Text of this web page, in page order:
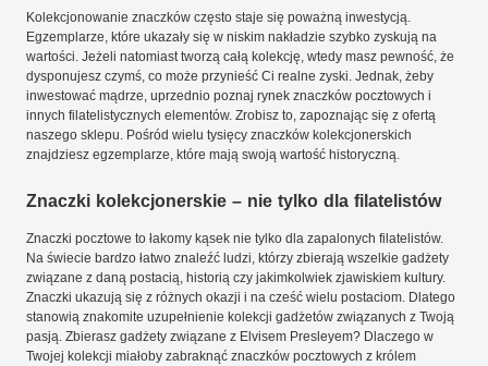
Kolekcjonowanie znaczków często staje się poważną inwestycją.
Egzemplarze, które ukazały się w niskim nakładzie szybko zyskują na
wartości. Jeżeli natomiast tworzą całą kolekcję, wtedy masz pewność, że
dysponujesz czymś, co może przynieść Ci realne zyski. Jednak, żeby
inwestować mądrze, uprzednio poznaj rynek znaczków pocztowych i
innych filatelistycznych elementów. Zrobisz to, zapoznając się z ofertą
naszego sklepu. Pośród wielu tysięcy znaczków kolekcjonerskich
znajdziesz egzemplarze, które mają swoją wartość historyczną.
Znaczki kolekcjonerskie – nie tylko dla filatelistów
Znaczki pocztowe to łakomy kąsek nie tylko dla zapalonych filatelistów.
Na świecie bardzo łatwo znaleźć ludzi, którzy zbierają wszelkie gadżety
związane z daną postacią, historią czy jakimkolwiek zjawiskiem kultury.
Znaczki ukazują się z różnych okazji i na cześć wielu postaciom. Dlatego
stanowią znakomite uzupełnienie kolekcji gadżetów związanych z Twoją
pasją. Zbierasz gadżety związane z Elvisem Presleyem? Dlaczego w
Twojej kolekcji miałoby zabraknąć znaczków pocztowych z królem